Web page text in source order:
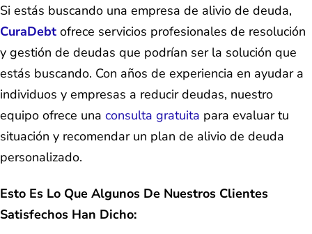
Si estás buscando una empresa de alivio de deuda,
CuraDebt ofrece servicios profesionales de resolución
y gestión de deudas que podrían ser la solución que
estás buscando. Con años de experiencia en ayudar a
individuos y empresas a reducir deudas, nuestro
equipo ofrece una consulta gratuita para evaluar tu
situación y recomendar un plan de alivio de deuda
personalizado.
Esto Es Lo Que Algunos De Nuestros Clientes
Satisfechos Han Dicho: